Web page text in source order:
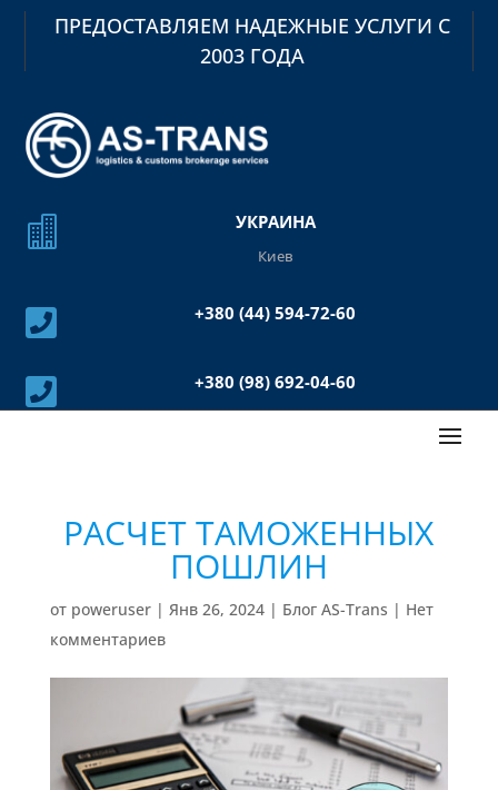
ПРЕДОСТАВЛЯЕМ НАДЕЖНЫЕ УСЛУГИ С
2003 ГОДА
 УКРАИНА
Киев
 +380 (44) 594-72-60
 +380 (98) 692-04-60
РАСЧЕТ ТАМОЖЕННЫХ
ПОШЛИН
от poweruser| Янв 26, 2024| Блог AS-Trans | Нет
комментариев